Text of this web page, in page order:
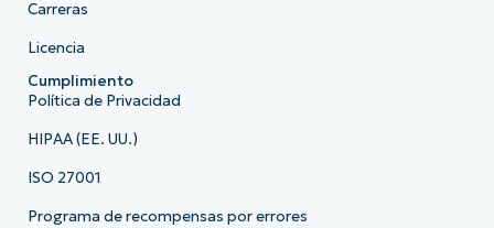
Carreras
Licencia
Cumplimiento
Política de Privacidad
HIPAA (EE. UU.)
ISO 27001
Programa de recompensas por errores